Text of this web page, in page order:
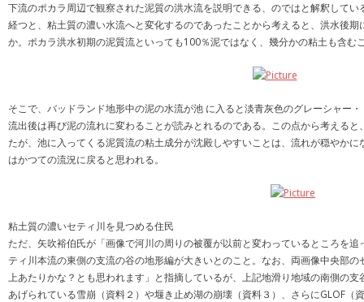
下流のポカラ周辺で観察された泥質の洪水流を説明できる、のではと解釈して
経つと、粘土質の濃い水流へと変化するのであったことから考えると、洪水後
か。ポカラ洪水初期の泥質流といっても100％泥ではなく、幾分かの粘土も含
そこで、バッドランド地形中の泥の水流が池 に入ると淡青灰色のグレーシャー
流出後は再び泥の流れに変わることが読みとれるのである。この点から考える
たが、池に入ってくる泥質流の粘土成分が沈殿しやすいことは、流れが穏やか
はかつての流況に戻ると思われる。
粘土質の濃いセティ川を見つめる住民
ただ、矢吹裕伯氏が「画像で河川の周りの被覆が以前と変わっているところを
ティ川本流の東側の支流の谷の地形編が大きいとのこと。なお、両画像中央部
上あたりかな？とも思われます」と指摘しているが、上記地滑り地域の南側の
あげられている雪崩（資料２）や堰き止め湖の崩壊（資料３）、さらにGLOF